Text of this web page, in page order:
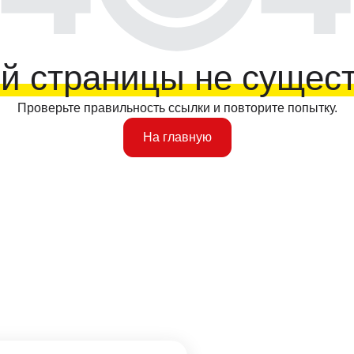
страницы не
Проверьте правильность ссылки и повторите попытку.
На главную